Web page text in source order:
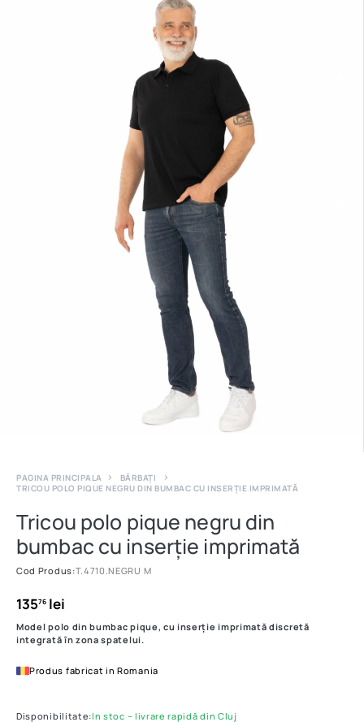
PAGINA PRINCIPALA
BĂRBAȚI
TRICOU POLO PIQUE NEGRU DIN BUMBAC CU INSERȚIE IMPRIMATĂ
Tricou polo pique negru din
bumbac cu inserție imprimată
Cod Produs:T.4710.NEGRU M
13576lei
Model polo din bumbac pique, cu inserție imprimată discretă
integrată în zona spatelui.
Produs fabricat in Romania
Disponibilitate:In stoc – livrare rapidă din Cluj